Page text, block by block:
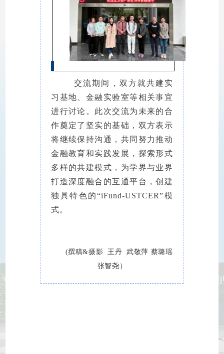
交流期间，双方就共建实
习基地、金融实验室等相关事宜
进行讨论。 此次交流为未来的合
作奠定了坚实的基础，双方表示
将继续保持沟通，共同 努力推动
金融教育和实践发展，探索形式
多样的共建模式，为学界与业界
打造深度融合的互通平台，创建
独具特色的“iFund-USTCER”模
式。
(撰稿&摄影 王丹 武敬萍 蔡璐瑶
张智尧）